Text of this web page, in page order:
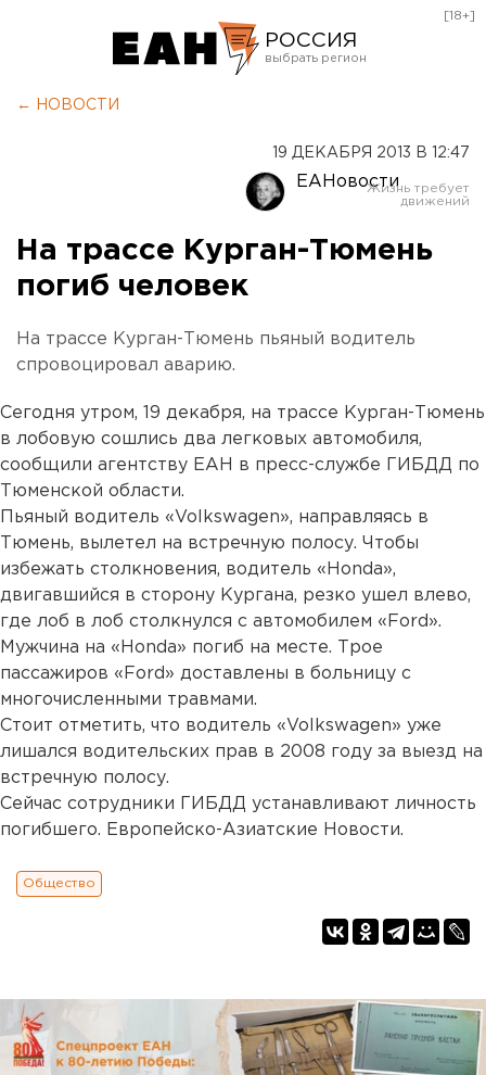
РОССИЯ
Оренбург
[18+]
← НОВОСТИ
19 ДЕКАБРЯ 2013 В 12:47
ЕАНовости
На трассе Курган-Тюмень
погиб человек
На трассе Курган-Тюмень пьяный водитель
спровоцировал аварию.
Сегодня утром, 19 декабря, на трассе Курган-Тюмень
в лобовую сошлись два легковых автомобиля,
сообщили агентству ЕАН в пресс-службе ГИБДД по
Тюменской области.
Пьяный водитель «Volkswagen», направляясь в
Тюмень, вылетел на встречную полосу. Чтобы
избежать столкновения, водитель «Honda»,
двигавшийся в сторону Кургана, резко ушел влево,
где лоб в лоб столкнулся с автомобилем «Ford».
Мужчина на «Honda» погиб на месте. Трое
пассажиров «Ford» доставлены в больницу с
многочисленными травмами.
Стоит отметить, что водитель «Volkswagen» уже
лишался водительских прав в 2008 году за выезд на
встречную полосу.
Сейчас сотрудники ГИБДД устанавливают личность
погибшего. Европейско-Азиатские Новости.
Общество